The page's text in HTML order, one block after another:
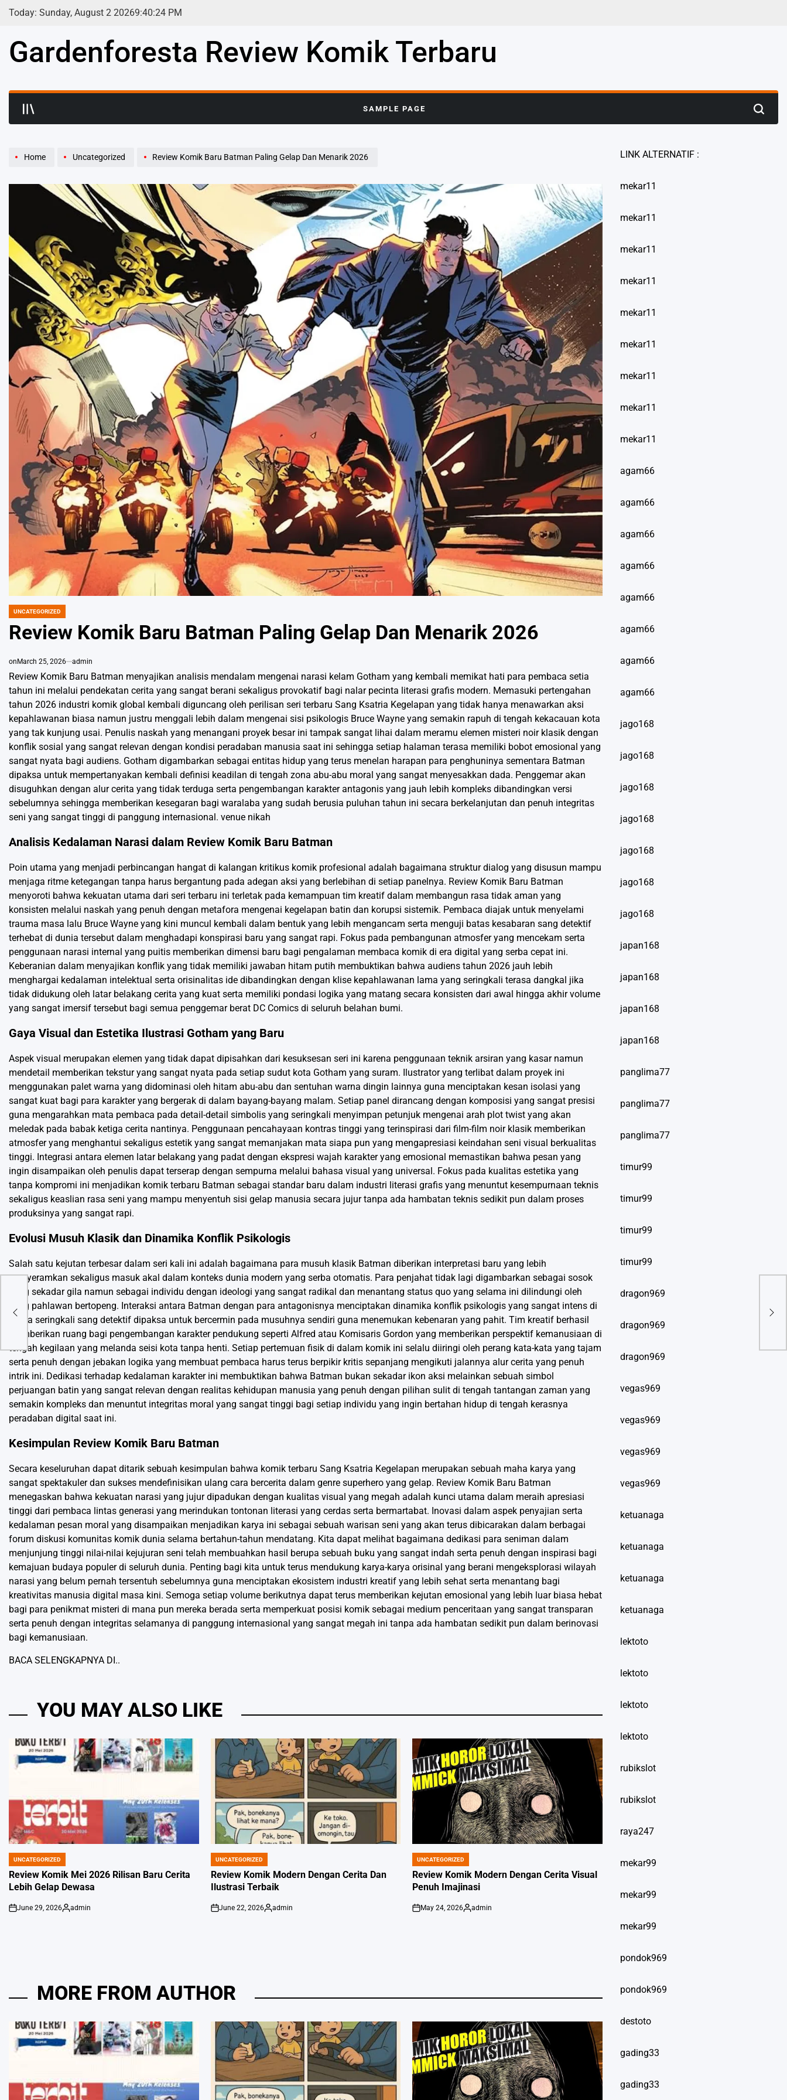
Skip
Today: Sunday, August 2 20269:40:25 PM
Gardenforesta Review Komik Terbaru
SAMPLE PAGE
Home Uncategorized Review Komik Baru Batman Paling Gelap Dan Menarik 2026
POSTED
UNCATEGORIZED
Review Komik Baru Batman Paling Gelap Dan Menarik 2026
onMarch 25, 2026 admin
Review Komik Baru Batman menyajikan analisis mendalam mengenai narasi kelam Gotham yang kembali memikat hati para pembaca setia
tahun ini melalui pendekatan cerita yang sangat berani sekaligus provokatif bagi nalar pecinta literasi grafis modern. Memasuki pertengahan
tahun 2026 industri komik global kembali diguncang oleh perilisan seri terbaru Sang Ksatria Kegelapan yang tidak hanya menawarkan aksi
kepahlawanan biasa namun justru menggali lebih dalam mengenai sisi psikologis Bruce Wayne yang semakin rapuh di tengah kekacauan kota
yang tak kunjung usai. Penulis naskah yang menangani proyek besar ini tampak sangat lihai dalam meramu elemen misteri noir klasik dengan
konflik sosial yang sangat relevan dengan kondisi peradaban manusia saat ini sehingga setiap halaman terasa memiliki bobot emosional yang
sangat nyata bagi audiens. Gotham digambarkan sebagai entitas hidup yang terus menelan harapan para penghuninya sementara Batman
dipaksa untuk mempertanyakan kembali definisi keadilan di tengah zona abu-abu moral yang sangat menyesakkan dada. Penggemar akan
disuguhkan dengan alur cerita yang tidak terduga serta pengembangan karakter antagonis yang jauh lebih kompleks dibandingkan versi
sebelumnya sehingga memberikan kesegaran bagi waralaba yang sudah berusia puluhan tahun ini secara berkelanjutan dan penuh integritas
seni yang sangat tinggi di panggung internasional. venue nikah
Analisis Kedalaman Narasi dalam Review Komik Baru Batman
Poin utama yang menjadi perbincangan hangat di kalangan kritikus komik profesional adalah bagaimana struktur dialog yang disusun mampu
menjaga ritme ketegangan tanpa harus bergantung pada adegan aksi yang berlebihan di setiap panelnya. Review Komik Baru Batman
menyoroti bahwa kekuatan utama dari seri terbaru ini terletak pada kemampuan tim kreatif dalam membangun rasa tidak aman yang
konsisten melalui naskah yang penuh dengan metafora mengenai kegelapan batin dan korupsi sistemik. Pembaca diajak untuk menyelami
trauma masa lalu Bruce Wayne yang kini muncul kembali dalam bentuk yang lebih mengancam serta menguji batas kesabaran sang detektif
terhebat di dunia tersebut dalam menghadapi konspirasi baru yang sangat rapi. Fokus pada pembangunan atmosfer yang mencekam serta
penggunaan narasi internal yang puitis memberikan dimensi baru bagi pengalaman membaca komik di era digital yang serba cepat ini.
Keberanian dalam menyajikan konflik yang tidak memiliki jawaban hitam putih membuktikan bahwa audiens tahun 2026 jauh lebih
menghargai kedalaman intelektual serta orisinalitas ide dibandingkan dengan klise kepahlawanan lama yang seringkali terasa dangkal jika
tidak didukung oleh latar belakang cerita yang kuat serta memiliki pondasi logika yang matang secara konsisten dari awal hingga akhir volume
yang sangat imersif tersebut bagi semua penggemar berat DC Comics di seluruh belahan bumi.
Gaya Visual dan Estetika Ilustrasi Gotham yang Baru
Aspek visual merupakan elemen yang tidak dapat dipisahkan dari kesuksesan seri ini karena penggunaan teknik arsiran yang kasar namun
mendetail memberikan tekstur yang sangat nyata pada setiap sudut kota Gotham yang suram. Ilustrator yang terlibat dalam proyek ini
menggunakan palet warna yang didominasi oleh hitam abu-abu dan sentuhan warna dingin lainnya guna menciptakan kesan isolasi yang
sangat kuat bagi para karakter yang bergerak di dalam bayang-bayang malam. Setiap panel dirancang dengan komposisi yang sangat presisi
guna mengarahkan mata pembaca pada detail-detail simbolis yang seringkali menyimpan petunjuk mengenai arah plot twist yang akan
meledak pada babak ketiga cerita nantinya. Penggunaan pencahayaan kontras tinggi yang terinspirasi dari film-film noir klasik memberikan
atmosfer yang menghantui sekaligus estetik yang sangat memanjakan mata siapa pun yang mengapresiasi keindahan seni visual berkualitas
tinggi. Integrasi antara elemen latar belakang yang padat dengan ekspresi wajah karakter yang emosional memastikan bahwa pesan yang
ingin disampaikan oleh penulis dapat terserap dengan sempurna melalui bahasa visual yang universal. Fokus pada kualitas estetika yang
tanpa kompromi ini menjadikan komik terbaru Batman sebagai standar baru dalam industri literasi grafis yang menuntut kesempurnaan teknis
sekaligus keaslian rasa seni yang mampu menyentuh sisi gelap manusia secara jujur tanpa ada hambatan teknis sedikit pun dalam proses
produksinya yang sangat rapi.
Evolusi Musuh Klasik dan Dinamika Konflik Psikologis
Salah satu kejutan terbesar dalam seri kali ini adalah bagaimana para musuh klasik Batman diberikan interpretasi baru yang lebih
menyeramkan sekaligus masuk akal dalam konteks dunia modern yang serba otomatis. Para penjahat tidak lagi digambarkan sebagai sosok
yang sekadar gila namun sebagai individu dengan ideologi yang sangat radikal dan menantang status quo yang selama ini dilindungi oleh
sang pahlawan bertopeng. Interaksi antara Batman dengan para antagonisnya menciptakan dinamika konflik psikologis yang sangat intens di
mana seringkali sang detektif dipaksa untuk bercermin pada musuhnya sendiri guna menemukan kebenaran yang pahit. Tim kreatif berhasil
memberikan ruang bagi pengembangan karakter pendukung seperti Alfred atau Komisaris Gordon yang memberikan perspektif kemanusiaan di
tengah kegilaan yang melanda seisi kota tanpa henti. Setiap pertemuan fisik di dalam komik ini selalu diiringi oleh perang kata-kata yang tajam
serta penuh dengan jebakan logika yang membuat pembaca harus terus berpikir kritis sepanjang mengikuti jalannya alur cerita yang penuh
intrik ini. Dedikasi terhadap kedalaman karakter ini membuktikan bahwa Batman bukan sekadar ikon aksi melainkan sebuah simbol
perjuangan batin yang sangat relevan dengan realitas kehidupan manusia yang penuh dengan pilihan sulit di tengah tantangan zaman yang
semakin kompleks dan menuntut integritas moral yang sangat tinggi bagi setiap individu yang ingin bertahan hidup di tengah kerasnya
peradaban digital saat ini.
Kesimpulan Review Komik Baru Batman
Secara keseluruhan dapat ditarik sebuah kesimpulan bahwa komik terbaru Sang Ksatria Kegelapan merupakan sebuah maha karya yang
sangat spektakuler dan sukses mendefinisikan ulang cara bercerita dalam genre superhero yang gelap. Review Komik Baru Batman
menegaskan bahwa kekuatan narasi yang jujur dipadukan dengan kualitas visual yang megah adalah kunci utama dalam meraih apresiasi
tinggi dari pembaca lintas generasi yang merindukan tontonan literasi yang cerdas serta bermartabat. Inovasi dalam aspek penyajian serta
kedalaman pesan moral yang disampaikan menjadikan karya ini sebagai sebuah warisan seni yang akan terus dibicarakan dalam berbagai
forum diskusi komunitas komik dunia selama bertahun-tahun mendatang. Kita dapat melihat bagaimana dedikasi para seniman dalam
menjunjung tinggi nilai-nilai kejujuran seni telah membuahkan hasil berupa sebuah buku yang sangat indah serta penuh dengan inspirasi bagi
kemajuan budaya populer di seluruh dunia. Penting bagi kita untuk terus mendukung karya-karya orisinal yang berani mengeksplorasi wilayah
narasi yang belum pernah tersentuh sebelumnya guna menciptakan ekosistem industri kreatif yang lebih sehat serta menantang bagi
kreativitas manusia digital masa kini. Semoga setiap volume berikutnya dapat terus memberikan kejutan emosional yang lebih luar biasa hebat
bagi para penikmat misteri di mana pun mereka berada serta memperkuat posisi komik sebagai medium penceritaan yang sangat transparan
serta penuh dengan integritas selamanya di panggung internasional yang sangat megah ini tanpa ada hambatan sedikit pun dalam berinovasi
bagi kemanusiaan.
BACA SELENGKAPNYA DI..
YOU MAY ALSO LIKE
POSTED
IN
UNCATEGORIZED
Review Komik Mei 2026 Rilisan Baru Cerita
Lebih Gelap Dewasa
on
June 29, 2026
Posted
admin
POSTED
IN
UNCATEGORIZED
Review Komik Modern Dengan Cerita Dan
Ilustrasi Terbaik
on
June 22, 2026
Posted
admin
POSTED
IN
UNCATEGORIZED
Review Komik Modern Dengan Cerita Visual
Penuh Imajinasi
on
May 24, 2026
Posted
admin
MORE FROM AUTHOR
LINK ALTERNATIF :
mekar11
mekar11
mekar11
mekar11
mekar11
mekar11
mekar11
mekar11
mekar11
agam66
agam66
agam66
agam66
agam66
agam66
agam66
agam66
jago168
jago168
jago168
jago168
jago168
jago168
jago168
japan168
japan168
japan168
japan168
panglima77
panglima77
panglima77
timur99
timur99
timur99
timur99
dragon969
dragon969
dragon969
vegas969
vegas969
vegas969
vegas969
ketuanaga
ketuanaga
ketuanaga
ketuanaga
lektoto
lektoto
lektoto
lektoto
rubikslot
rubikslot
raya247
mekar99
mekar99
mekar99
pondok969
pondok969
destoto
gading33
gading33